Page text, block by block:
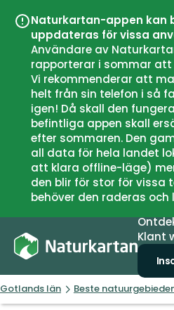
Naturkartan-appen kan
uppdateras för vissa
Användare av
rapporterar i sommar att
Vi rekommenderar att
helt från sin telefon i så
igen! Då skall den
befintliga appen skall
efter sommaren. Den
all data för hela landet
att klara offline-läge)
den blir för stor för vissa
behöver den raderas
Klant
Gotlands län Beste